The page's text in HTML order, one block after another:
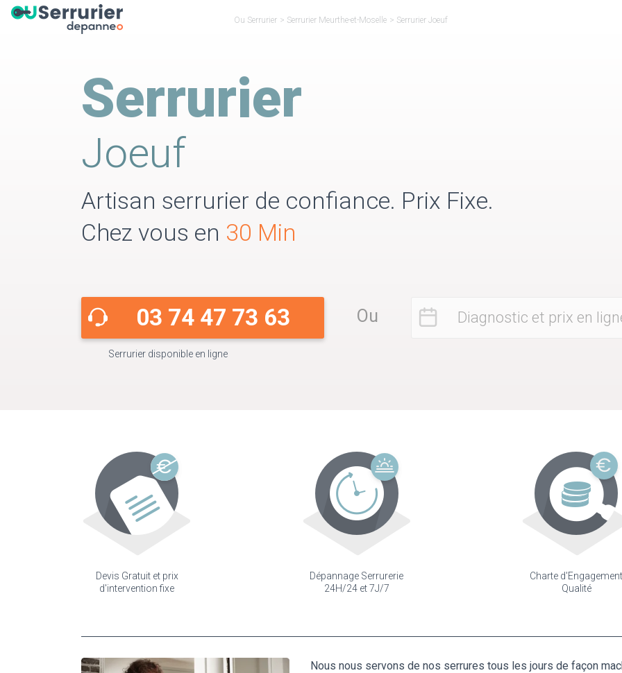
Ou Serrurier > Serrurier Meurthe-et-Moselle > Serrurier Joeuf
Serrurier
Joeuf
Artisan serrurier de confiance. Prix Fixe.
Chez vous en 30 Min
03 74 47 73 63
Serrurier disponible en ligne
Ou Diagnostic et prix en
Devis Gratuit et prix
d'intervention fixe
Dépannage Serrurerie
24H/24 et 7J/7
Charte d'Engagement
Qualité
Nous nous servons de nos serrures tous les jours de façon